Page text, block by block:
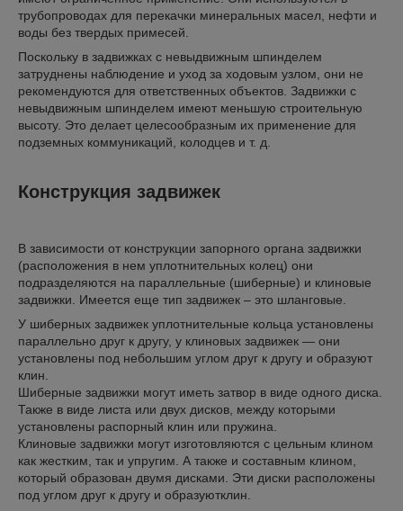
трубопроводах для перекачки минеральных масел, нефти и
воды без твердых примесей.
Поскольку в задвижках с невыдвижным шпинделем
затруднены наблюдение и уход за ходовым узлом, они не
рекомендуются для ответственных объектов. Задвижки с
невыдвижным шпинделем имеют меньшую строительную
высоту. Это делает целесообразным их применение для
подземных коммуникаций, колодцев и т. д.
Конструкция задвижек
В зависимости от конструкции запорного органа задвижки
(расположения в нем уплотнительных колец) они
подразделяются на параллельные (шиберные) и клиновые
задвижки. Имеется еще тип задвижек – это шланговые.
У шиберных задвижек уплотнительные кольца установлены
параллельно друг к другу, у клиновых задвижек — они
установлены под небольшим углом друг к другу и образуют
клин.
Шиберные задвижки могут иметь затвор в виде одного диска.
Также в виде листа или двух дисков, между которыми
установлены распорный клин или пружина.
Клиновые задвижки могут изготовляются с цельным клином
как жестким, так и упругим. А также и составным клином,
который образован двумя дисками. Эти диски расположены
под углом друг к другу и образуютклин.